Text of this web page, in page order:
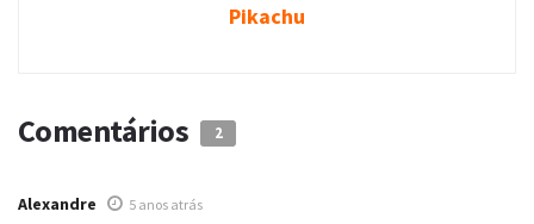
Pikachu
Comentários 2
Alexandre 5 anos atrás